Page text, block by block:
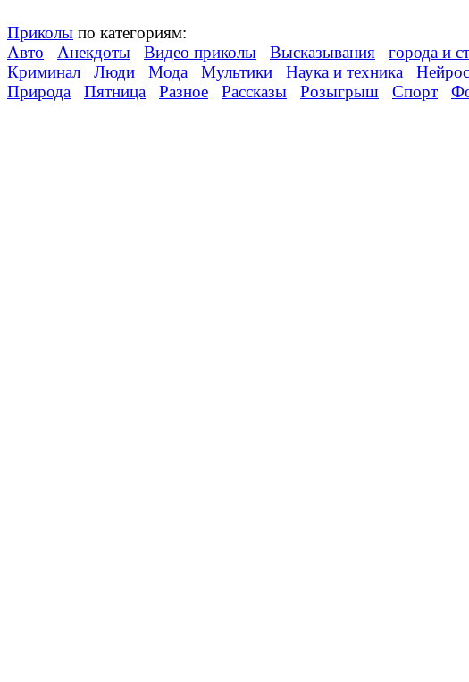
Приколы по категориям:
Авто
Анекдоты Видео приколы Высказывания города и
Криминал
Люди Мода Мультики Наука и техника
Природа
Пятница Разное Рассказы Розыгрыш Спорт